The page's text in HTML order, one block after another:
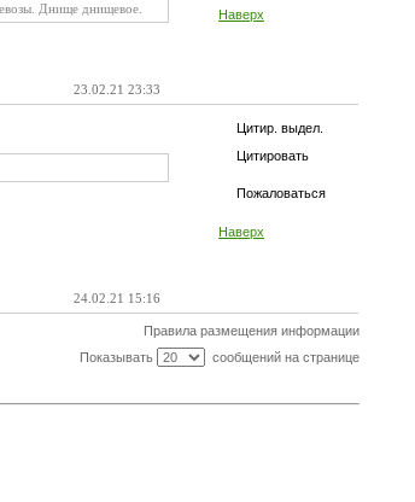
Наверх
Днище днищевое.
23.02.21 23:33
Цитир. выдел.
Цитировать
Пожаловаться
Наверх
24.02.21 15:16
Правила размещения информации
Показывать
сообщений на странице